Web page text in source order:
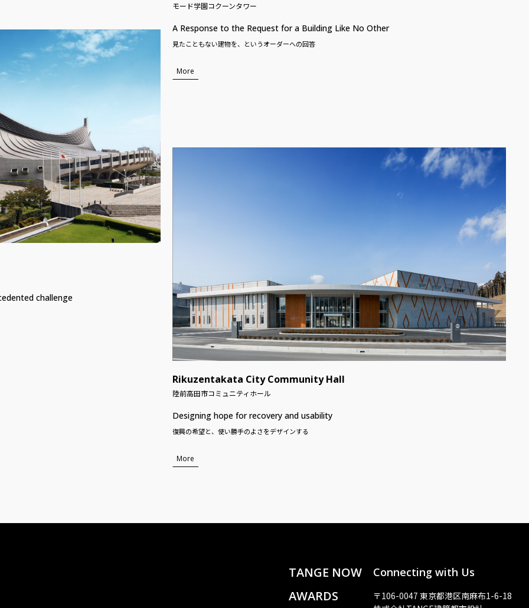
モード学園コクーンタワー
A Response to the Request for a Building Like No Other
見たこともない建物を、というオーダーへの回答
More
challenge
Rikuzentakata City Community Hall
陸前高田市コミュニティホール
Designing hope for recovery and usability
復興の希望と、使い勝手のよさをデザインする
More
TANGE NOW
AWARDS
Connecting with Us
〒106-0047 東京都港区南麻布1-6-18